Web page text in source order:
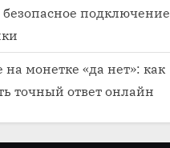
подключение
на монетке «да нет»: как
точный ответ онлайн